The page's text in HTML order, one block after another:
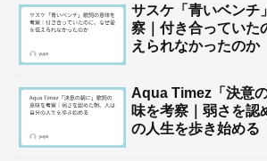
サスケ「青いベンチ
察｜付き合っていた
えられなかったのか
Aqua Timez「決意
味を考察｜弱さを認
の人生を歩き始める